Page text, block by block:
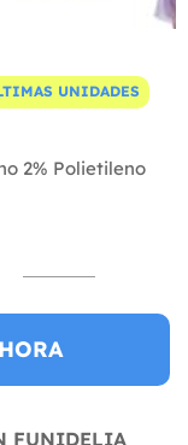
UNIDADES
2% Polietileno
FUNIDELIA